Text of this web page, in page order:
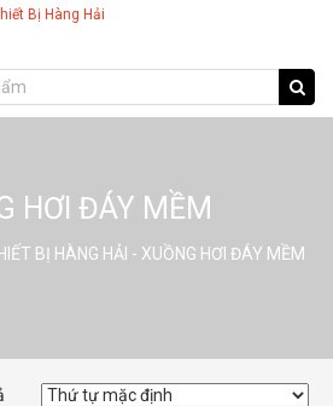
HƠI ĐÁY MỀM
BỊ HÀNG HẢI - XUỒNG HƠI ĐÁY MỀM